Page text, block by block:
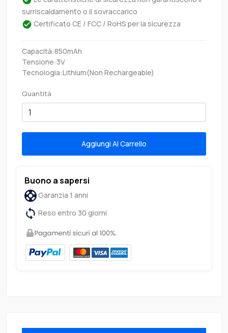
surriscaldamento o il sovraccarico
Certificato CE / FCC / RoHS per la sicurezza
Capacità:850mAh
Tensione:3V
Tecnologia:Lithium(Non Rechargeable)
Quantità
Aggiungi Al Carrello
Buono a sapersi
Garanzia 1 anni
Reso entro 30 giorni